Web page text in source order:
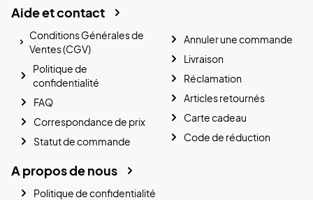
Aide et contact
Conditions Générales de
Ventes (CGV)
Politique de
confidentialité
FAQ
Correspondance de prix
Statut de commande
Annuler une commande
Livraison
Réclamation
Articles retournés
Carte cadeau
Code de réduction
A propos de nous
Politique de confidentialité